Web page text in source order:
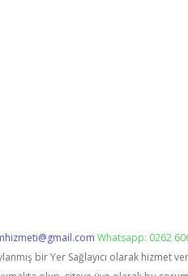
Whatsapp: 0262
bir Yer Sağlayıcı olarak